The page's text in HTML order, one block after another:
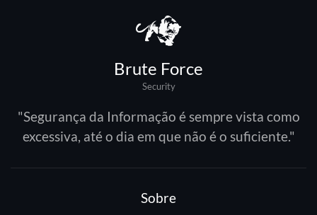
Brute Force
Security
"Segurança da Informação é sempre vista como
excessiva, até o dia em que não é o suficiente."
Sobre